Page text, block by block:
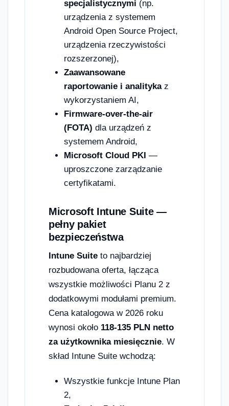
specjalistycznymi (np.
urządzenia z systemem
Android Open Source Project,
urządzenia rzeczywistości
rozszerzonej),
Zaawansowane
raportowanie i analitykaz
wykorzystaniem AI,
Firmware-over-the-air
(FOTA) dla urządzeń z
systemem Android,
Microsoft Cloud PKI —
uproszczone zarządzanie
certyfikatami.
Microsoft Intune Suite —
pełny pakiet
bezpieczeństwa
Intune Suite to najbardziej
rozbudowana oferta, łącząca
wszystkie możliwości Planu 2 z
dodatkowymi modułami premium.
Cena katalogowa w 2026 roku
wynosi około 118-135 PLN netto
za użytkownika miesięcznie. W
skład Intune Suite wchodzą:
Wszystkie funkcje Intune Plan
2,